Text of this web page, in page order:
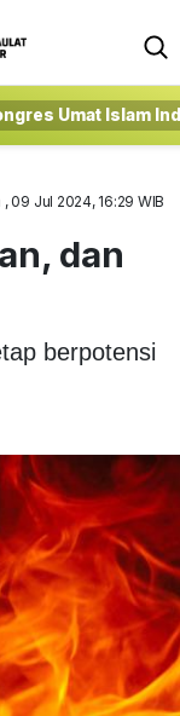
Umat Islam
, 09 Jul 2024, 16:29 WIB
dan
berpotensi